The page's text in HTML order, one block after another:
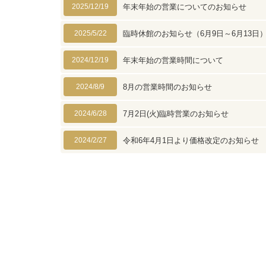
2025/12/19 年末年始の営業についてのお知らせ
2025/5/22 臨時休館のお知らせ（6月9日～6月13日
2024/12/19 年末年始の営業時間について
2024/8/9 8月の営業時間のお知らせ
2024/6/28 7月2日(火)臨時営業のお知らせ
2024/2/27 令和6年4月1日より価格改定のお知らせ